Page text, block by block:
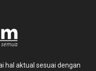
hal aktual sesuai dengan